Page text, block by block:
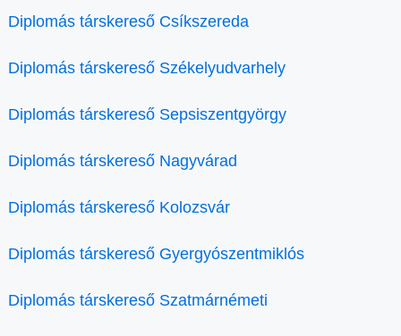
Diplomás társkereső Csíkszereda
Diplomás társkereső Székelyudvarhely
Diplomás társkereső Sepsiszentgyörgy
Diplomás társkereső Nagyvárad
Diplomás társkereső Kolozsvár
Diplomás társkereső Gyergyószentmiklós
Diplomás társkereső Szatmárnémeti